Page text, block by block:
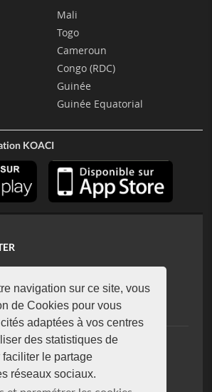
navigation sur ce site, vous
de Cookies pour vous
adaptées à vos centres
des statistiques de
le partage
réseaux sociaux.
Mali
Togo
Cameroun
Congo (RDC)
Guinée
Guinée Equatorial
KOACI
52 93
notre newsletter